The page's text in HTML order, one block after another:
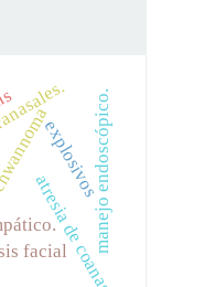
atresia de coanas
manejo endoscópico.
explosivos
facial